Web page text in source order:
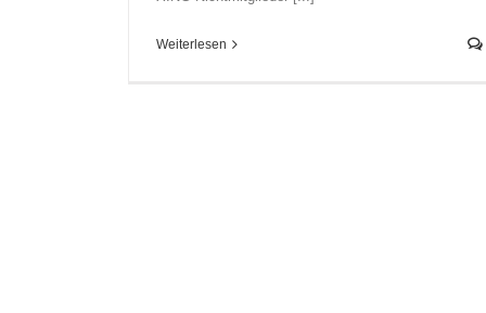
Weiterlesen